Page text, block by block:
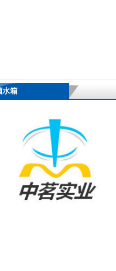
水箱